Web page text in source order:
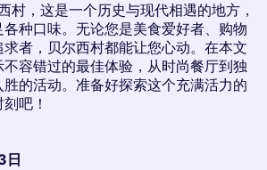
村，这是一个历史与现代相遇的地方，
种口味。无论您是美食爱好者、购物
者，贝尔西村都能让您心动。在本文
容错过的最佳体验，从时尚餐厅到独
的活动。准备好探索这个充满活力的
吧！
日